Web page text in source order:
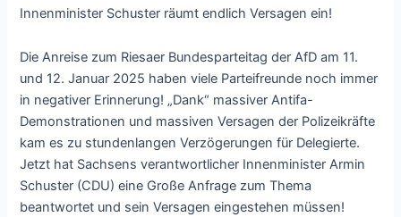
Innenminister Schuster räumt endlich Versagen ein!
Die Anreise zum Riesaer Bundesparteitag der AfD am 11.
und 12. Januar 2025 haben viele Parteifreunde noch immer
in negativer Erinnerung! „Dank“ massiver Antifa-
Demonstrationen und massiven Versagen der Polizeikräfte
kam es zu stundenlangen Verzögerungen für Delegierte.
Jetzt hat Sachsens verantwortlicher Innenminister Armin
Schuster (CDU) eine Große Anfrage zum Thema
beantwortet und sein Versagen eingestehen müssen!